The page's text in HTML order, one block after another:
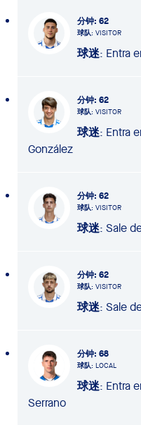
分钟: 62
球队: VISITOR
球迷: Entra
分钟: 62
球队: VISITOR
球迷: Entra
González
分钟: 62
球队: VISITOR
球迷: Sale
分钟: 62
球队: VISITOR
球迷: Sale
分钟: 68
球队: LOCAL
球迷: Entra
Serrano